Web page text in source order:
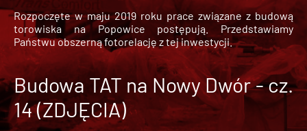
Rozpoczęte w maju 2019 roku prace związane z budową
torowiska na Popowice
postępują. Przedstawiamy
Państwu obszerną fotorelację z tej inwestycji.
Budowa TAT na Nowy Dwór - cz.
14 (ZDJĘCIA)